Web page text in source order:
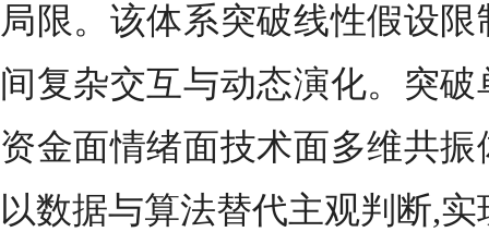
局限。该体系突破线性假设
间复杂交互与动态演化。突
资金面情绪面技术面多维共
以数据与算法替代主观判断,